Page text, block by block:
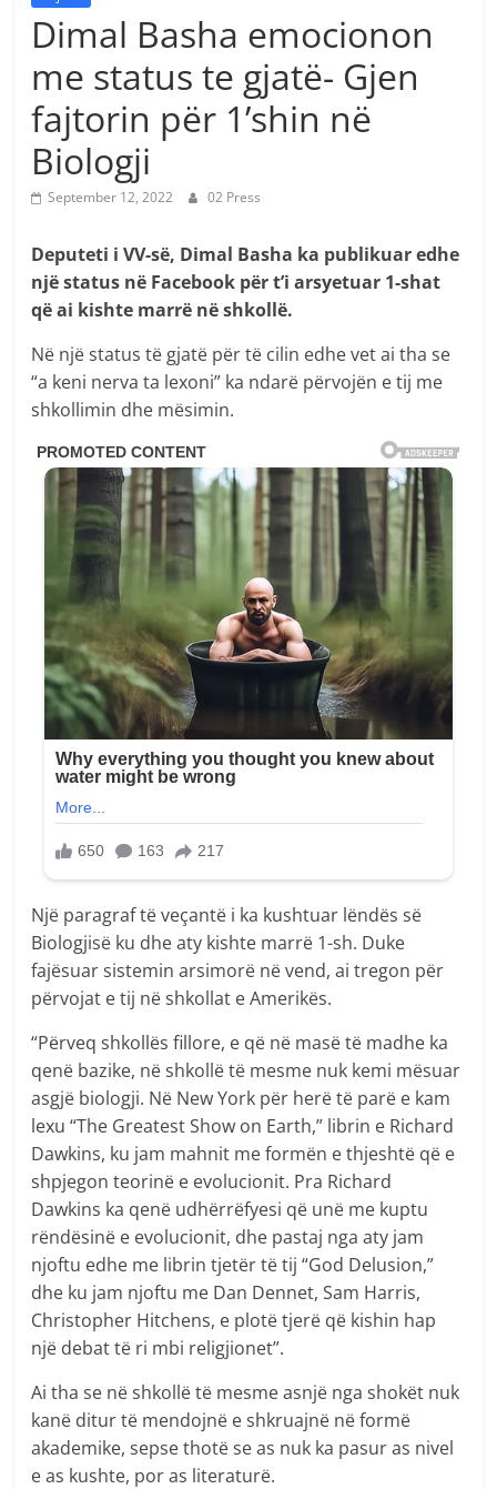
Dimal Basha emocionon
me status te gjatë- Gjen
fajtorin për 1’shin në
Biologji
September 12, 2022 02 Press
Deputeti i VV-së, Dimal Basha ka publikuar edhe
një status në Facebook për t’i arsyetuar 1-shat
që ai kishte marrë në shkollë.
Në një status të gjatë për të cilin edhe vet ai tha se
“a keni nerva ta lexoni” ka ndarë përvojën e tij me
shkollimin dhe mësimin.
Një paragraf të veçantë i ka kushtuar lëndës së
Biologjisë ku dhe aty kishte marrë 1-sh. Duke
fajësuar sistemin arsimorë në vend, ai tregon për
përvojat e tij në shkollat e Amerikës.
“Përveq shkollës fillore, e që në masë të madhe ka
qenë bazike, në shkollë të mesme nuk kemi mësuar
asgjë biologji. Në New York për herë të parë e kam
lexu “The Greatest Show on Earth,” librin e Richard
Dawkins, ku jam mahnit me formën e thjeshtë që e
shpjegon teorinë e evolucionit. Pra Richard
Dawkins ka qenë udhërrëfyesi që unë me kuptu
rëndësinë e evolucionit, dhe pastaj nga aty jam
njoftu edhe me librin tjetër të tij “God Delusion,”
dhe ku jam njoftu me Dan Dennet, Sam Harris,
Christopher Hitchens, e plotë tjerë që kishin hap
një debat të ri mbi religjionet”.
Ai tha se në shkollë të mesme asnjë nga shokët nuk
kanë ditur të mendojnë e shkruajnë në formë
akademike, sepse thotë se as nuk ka pasur as nivel
e as kushte, por as literaturë.